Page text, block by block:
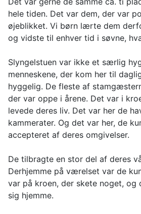
hele tiden. Det var dem, der var
øjeblikket. Vi børn lærte dem
og vidste til enhver tid i søvne,
Slyngelstuen var ikke et særlig
menneskene, der kom her til
hyggelig. De fleste af
der var oppe i årene. Det var i
levede deres liv. Det var her de
kammerater. Og det var her, de
accepteret af deres omgivelser.
De tilbragte en stor del af deres
Derhjemme på værelset var de
var på kroen, der skete noget, og
sig hjemme.